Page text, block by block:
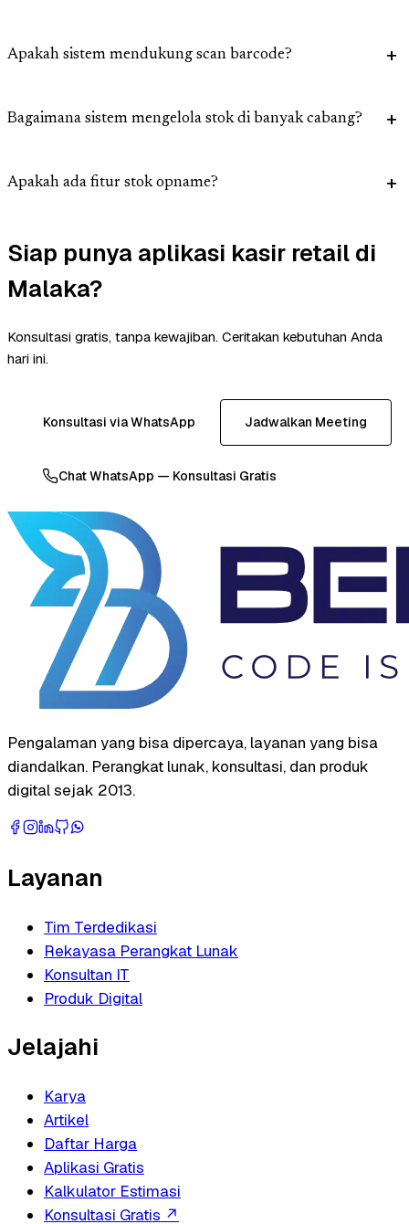
Apakah sistem mendukung scan barcode?
Bagaimana sistem mengelola stok di banyak cabang?
Apakah ada fitur stok opname?
Siap punya aplikasi kasir retail di
Malaka?
Konsultasi gratis, tanpa kewajiban. Ceritakan kebutuhan Anda
hari ini.
Konsultasi via WhatsApp Jadwalkan Meeting
Chat WhatsApp — Konsultasi Gratis
Pengalaman yang bisa dipercaya, layanan yang bisa
diandalkan. Perangkat lunak, konsultasi, dan produk
digital sejak 2013.
Layanan
Tim Terdedikasi
Rekayasa Perangkat Lunak
Konsultan IT
Produk Digital
Jelajahi
Karya
Artikel
Daftar Harga
Aplikasi Gratis
Kalkulator Estimasi
Konsultasi Gratis ↗